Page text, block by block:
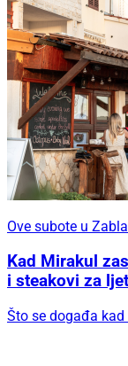
Ove subote u
Kad Mirakul
i steakovi za
Što se događa